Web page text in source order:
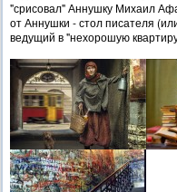
"срисовал" Аннушку Михаил
от Аннушки - стол писателя
ведущий в "нехорошую